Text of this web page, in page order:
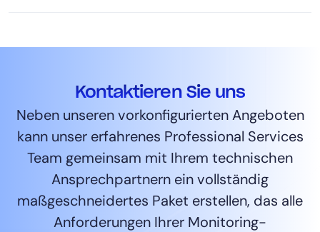
Kontaktieren Sie uns
Neben unseren vorkonfigurierten Angeboten
kann unser erfahrenes Professional Services
Team gemeinsam mit Ihrem technischen
Ansprechpartnern ein vollständig
maßgeschneidertes Paket erstellen, das alle
Anforderungen Ihrer Monitoring-